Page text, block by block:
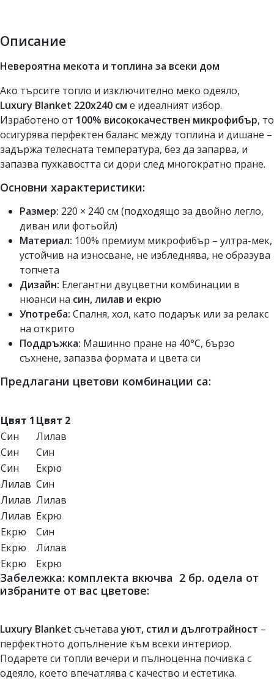
Описание
Невероятна мекота и топлина за всеки дом
Ако търсите топло и изключително меко одеяло,
Luxury Blanket 220x240 см е идеалният избор.
Изработено от 100% висококачествен микрофибър, то
осигурява перфектен баланс между топлина и дишане –
задържа телесната температура, без да запарва, и
запазва пухкавостта си дори след многократно пране.
Основни характеристики:
Размер: 220 × 240 см (подходящо за двойно легло,
диван или фотьойл)
Материал: 100% премиум микрофибър – ултра-мек,
устойчив на износване, не избледнява, не образува
топчета
Дизайн: Елегантни двуцветни комбинации в
нюанси на син, лилав и екрю
Употреба: Спалня, хол, като подарък или за релакс
на открито
Поддръжка: Машинно пране на 40°C, бързо
съхнене, запазва формата и цвета си
Предлагани цветови комбинации са:
Цвят 1 Цвят 2
Син
Лилав
Син
Син
Син
Екрю
Лилав Син
Лилав Лилав
Лилав Екрю
Екрю
Син
Екрю
Лилав
Екрю
Екрю
Забележка: комплекта вкючва 2 бр. одела от
избраните от вас цветове:
Luxury Blanket съчетавауют, стил и дълготрайност –
перфектното допълнение към всеки интериор.
Подарете си топли вечери и пълноценна почивка с
одеяло, което впечатлява с качество и естетика.